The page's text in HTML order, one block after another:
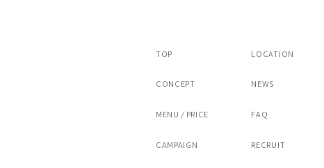
TOP
CONCEPT
MENU / PRICE
CAMPAIGN
LOCATION
NEWS
FAQ
RECRUIT